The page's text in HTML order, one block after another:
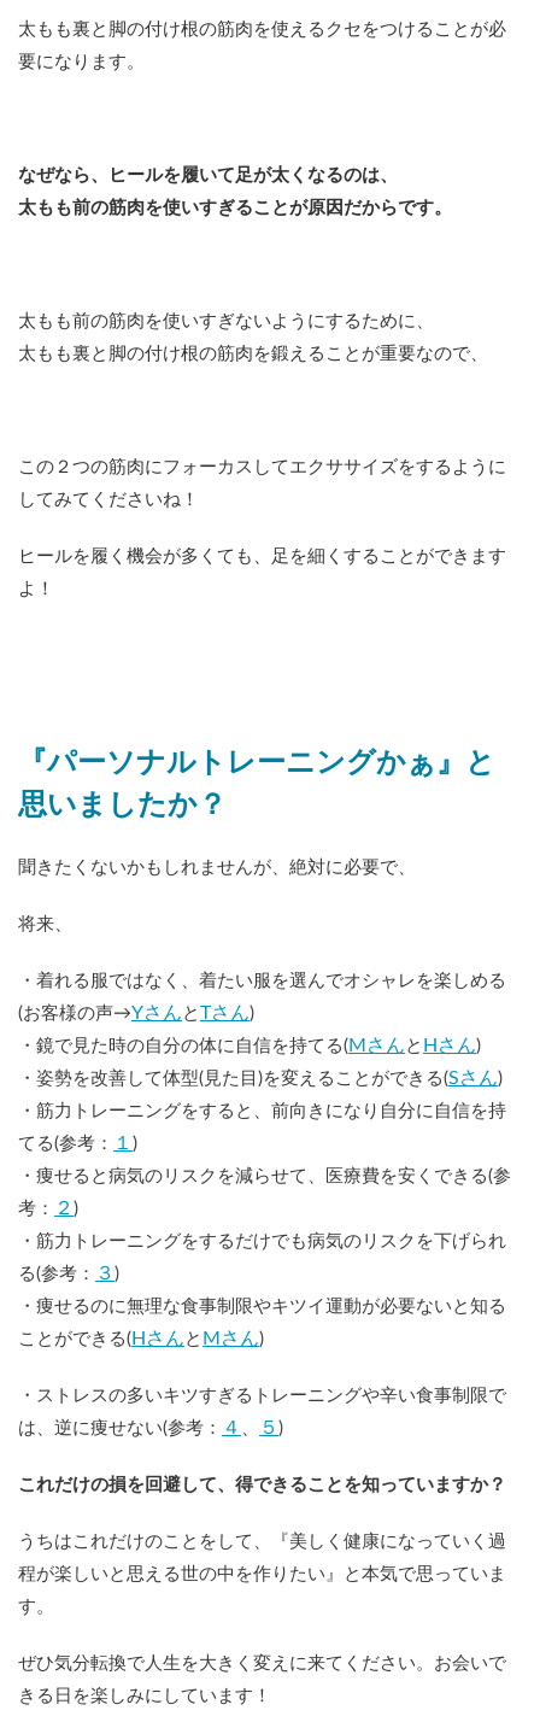
太もも裏と脚の付け根の筋肉を使えるクセをつけることが必
要になります。
なぜなら、ヒールを履いて足が太くなるのは、
太もも前の筋肉を使いすぎることが原因だからです。
太もも前の筋肉を使いすぎないようにするために、
太もも裏と脚の付け根の筋肉を鍛えることが重要なので、
この２つの筋肉にフォーカスしてエクササイズをするように
してみてくださいね！
ヒールを履く機会が多くても、足を細くすることができます
よ！
『パーソナルトレーニングかぁ』と
思いましたか？
聞きたくないかもしれませんが、絶対に必要で、
将来、
・着れる服ではなく、着たい服を選んでオシャレを楽しめる
(お客様の声→Yさん と Tさん)
・鏡で見た時の自分の体に自信を持てる( Mさん と Hさん)
・姿勢を改善して体型(見た目)を変えることができる(Sさん)
・筋力トレーニングをすると、前向きになり自分に自信を持
てる(参考：
１ )
・痩せると病気のリスクを減らせて、医療費を安くできる(参
考：
２ )
・筋力トレーニングをするだけでも病気のリスクを下げられ
る(参考：
３ )
・痩せるのに無理な食事制限やキツイ運動が必要ないと知る
ことができる( Hさん と Mさん)
・ストレスの多いキツすぎるトレーニングや辛い食事制限で
は、逆に痩せない(参考： ４ ５ )
これだけの損を回避して、得できることを知っていますか？
うちはこれだけのことをして、『美しく健康になっていく過
程が楽しいと思える世の中を作りたい』と本気で思っていま
す。
ぜひ気分転換で人生を大きく変えに来てください。お会いで
きる日を楽しみにしています！